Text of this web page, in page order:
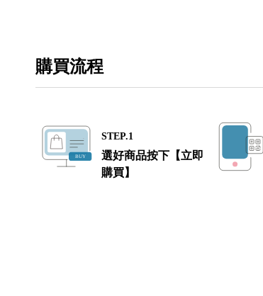
購買流程
STEP.1
選好商品按下【立即
購買】